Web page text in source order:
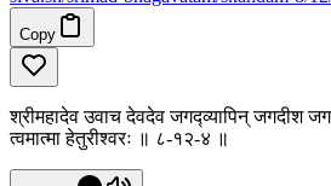
Copy
श्रीमहादेव उवाच देवदेव जगद्व्यापिन् जगदीश
त्वमात्मा हेतुरीश्वरः ॥ ८-१२-४ ॥